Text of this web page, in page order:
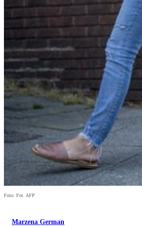
Foto: Fot. AFP
Marzena German